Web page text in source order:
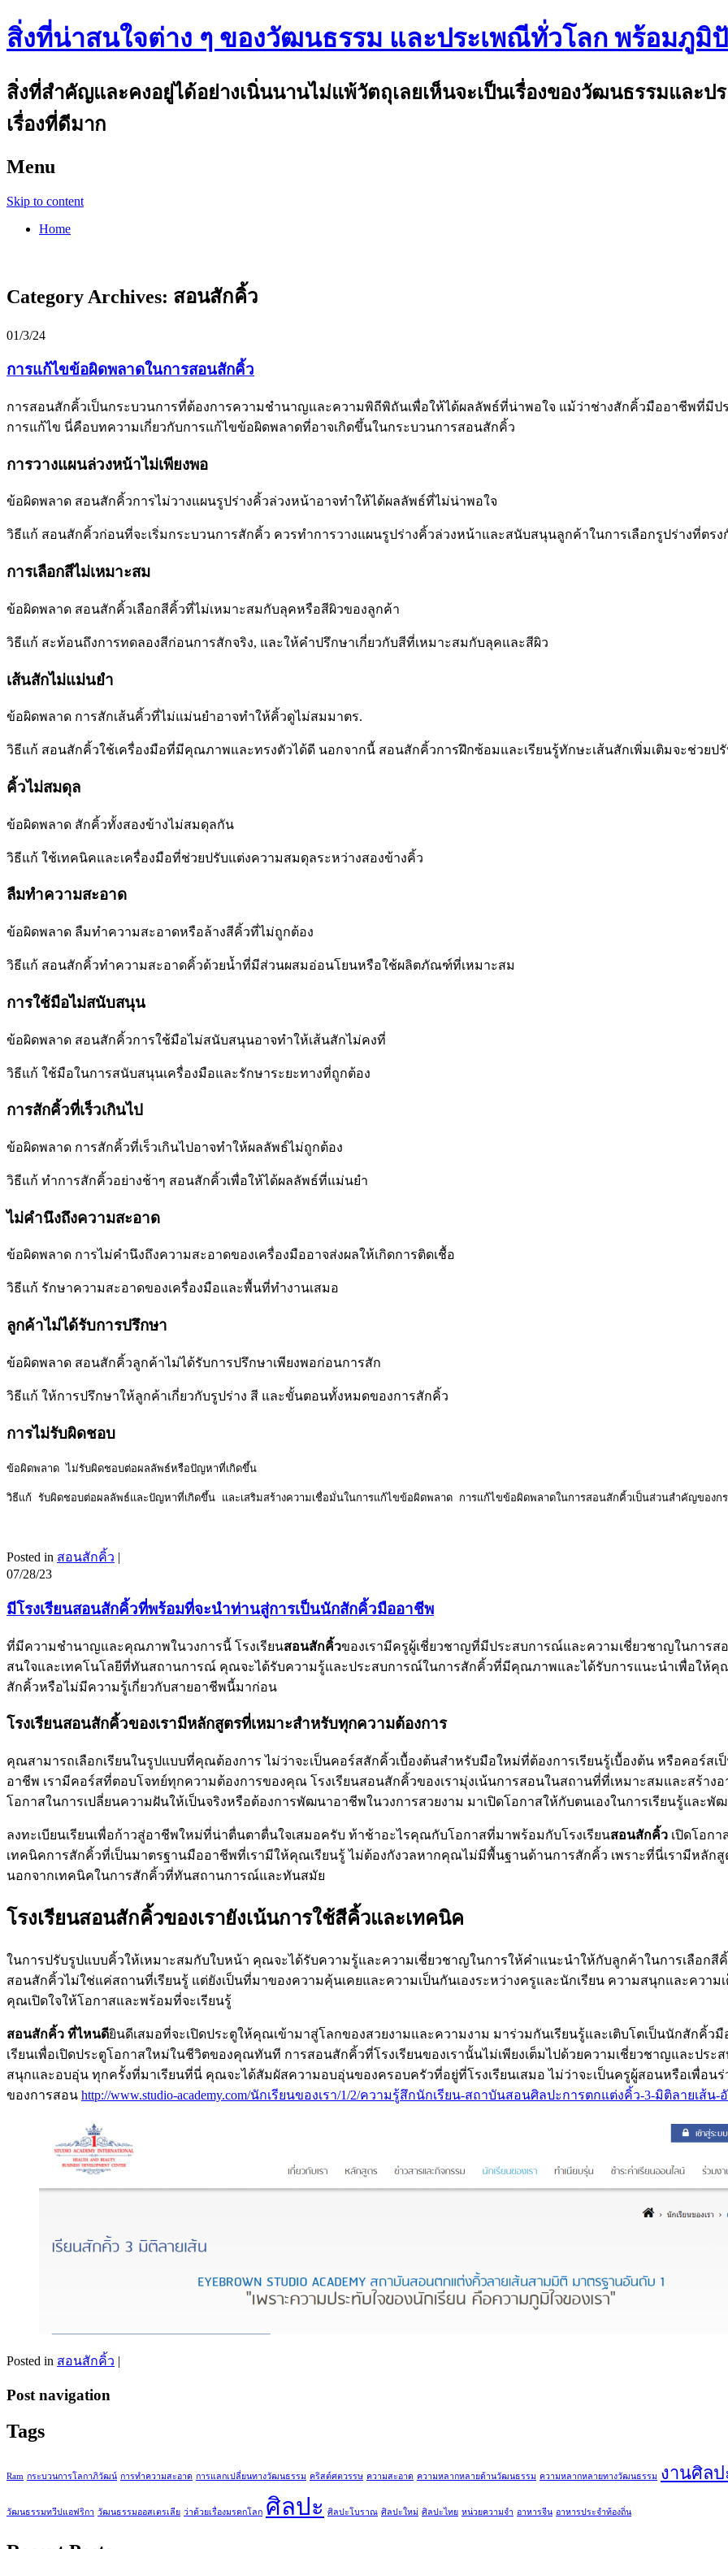
สิ่งที่น่าสนใจต่าง ๆ ของวัฒนธรรม และประเพณีทั่วโลก พร้อมภู
สิ่งที่สำคัญและคงอยู่ได้อย่างเนิ่นนานไม่แพ้วัตถุเลยเห็นจะเป็นเรื่องของวัฒนธรรมและ
เรื่องที่ดีมาก
Menu
Skip to content
Home
Category Archives: สอนสักคิ้ว
01/3/24
การแก้ไขข้อผิดพลาดในการสอนสักคิ้ว
การสอนสักคิ้วเป็นกระบวนการที่ต้องการความชำนาญและความพิถีพิถันเพื่อให้ได้ผลลัพธ์ที่น่าพอใจ แม้ว่าช่างสักคิ้วมืออาชีพที่มีป
การแก้ไข นี่คือบทความเกี่ยวกับการแก้ไขข้อผิดพลาดที่อาจเกิดขึ้นในกระบวนการสอนสักคิ้ว
การวางแผนล่วงหน้าไม่เพียงพอ
ข้อผิดพลาด สอนสักคิ้วการไม่วางแผนรูปร่างคิ้วล่วงหน้าอาจทำให้ได้ผลลัพธ์ที่ไม่น่าพอใจ
วิธีแก้ สอนสักคิ้วก่อนที่จะเริ่มกระบวนการสักคิ้ว ควรทำการวางแผนรูปร่างคิ้วล่วงหน้าและสนับสนุนลูกค้าในการเลือกรูปร่างที่ตรง
การเลือกสีไม่เหมาะสม
ข้อผิดพลาด สอนสักคิ้วเลือกสีคิ้วที่ไม่เหมาะสมกับลุคหรือสีผิวของลูกค้า
วิธีแก้ สะท้อนถึงการทดลองสีก่อนการสักจริง, และให้คำปรึกษาเกี่ยวกับสีที่เหมาะสมกับลุคและสีผิว
เส้นสักไม่แม่นยำ
ข้อผิดพลาด การสักเส้นคิ้วที่ไม่แม่นยำอาจทำให้คิ้วดูไม่สมมาตร.
วิธีแก้ สอนสักคิ้วใช้เครื่องมือที่มีคุณภาพและทรงตัวได้ดี นอกจากนี้ สอนสักคิ้วการฝึกซ้อมและเรียนรู้ทักษะเส้นสักเพิ่มเติมจะช่วยป
คิ้วไม่สมดุล
ข้อผิดพลาด สักคิ้วทั้งสองข้างไม่สมดุลกัน
วิธีแก้ ใช้เทคนิคและเครื่องมือที่ช่วยปรับแต่งความสมดุลระหว่างสองข้างคิ้ว
ลืมทำความสะอาด
ข้อผิดพลาด ลืมทำความสะอาดหรือล้างสีคิ้วที่ไม่ถูกต้อง
วิธีแก้ สอนสักคิ้วทำความสะอาดคิ้วด้วยน้ำที่มีส่วนผสมอ่อนโยนหรือใช้ผลิตภัณฑ์ที่เหมาะสม
การใช้มือไม่สนับสนุน
ข้อผิดพลาด สอนสักคิ้วการใช้มือไม่สนับสนุนอาจทำให้เส้นสักไม่คงที่
วิธีแก้ ใช้มือในการสนับสนุนเครื่องมือและรักษาระยะทางที่ถูกต้อง
การสักคิ้วที่เร็วเกินไป
ข้อผิดพลาด การสักคิ้วที่เร็วเกินไปอาจทำให้ผลลัพธ์ไม่ถูกต้อง
วิธีแก้ ทำการสักคิ้วอย่างช้าๆ สอนสักคิ้วเพื่อให้ได้ผลลัพธ์ที่แม่นยำ
ไม่คำนึงถึงความสะอาด
ข้อผิดพลาด การไม่คำนึงถึงความสะอาดของเครื่องมืออาจส่งผลให้เกิดการติดเชื้อ
วิธีแก้ รักษาความสะอาดของเครื่องมือและพื้นที่ทำงานเสมอ
ลูกค้าไม่ได้รับการปรึกษา
ข้อผิดพลาด สอนสักคิ้วลูกค้าไม่ได้รับการปรึกษาเพียงพอก่อนการสัก
วิธีแก้ ให้การปรึกษาให้ลูกค้าเกี่ยวกับรูปร่าง สี และขั้นตอนทั้งหมดของการสักคิ้ว
การไม่รับผิดชอบ
ข้อผิดพลาด ไม่รับผิดชอบต่อผลลัพธ์หรือปัญหาที่เกิดขึ้น
วิธีแก้ รับผิดชอบต่อผลลัพธ์และปัญหาที่เกิดขึ้น และเสริมสร้างความเชื่อมั่นในการแก้ไขข้อผิดพลาด การแก้ไขข้อผิดพลาดในการสอนสักคิ้วเป็นส่วนสำคัญของ
Posted in สอนสักคิ้ว |
07/28/23
มีโรงเรียนสอนสักคิ้วที่พร้อมที่จะนำท่านสู่การเป็นนักสักคิ้วมืออาชีพ
ที่มีความชำนาญและคุณภาพในวงการนี้ โรงเรียนสอนสักคิ้วของเรามีครูผู้เชี่ยวชาญที่มีประสบการณ์และความเชี่ยวชาญในการ
สนใจและเทคโนโลยีที่ทันสถานการณ์ คุณจะได้รับความรู้และประสบการณ์ในการสักคิ้วที่มีคุณภาพและได้รับการแนะนำเพื่อให้คุ
สักคิ้วหรือไม่มีความรู้เกี่ยวกับสายอาชีพนี้มาก่อน
โรงเรียนสอนสักคิ้วของเรามีหลักสูตรที่เหมาะสำหรับทุกความต้องการ
คุณสามารถเลือกเรียนในรูปแบบที่คุณต้องการ ไม่ว่าจะเป็นคอร์สสักคิ้วเบื้องต้นสำหรับมือใหม่ที่ต้องการเรียนรู้เบื้องต้น หรือคอร์ส
อาชีพ เรามีคอร์สที่ตอบโจทย์ทุกความต้องการของคุณ โรงเรียนสอนสักคิ้วของเรามุ่งเน้นการสอนในสถานที่ที่เหมาะสมและสร้า
โอกาสในการเปลี่ยนความฝันให้เป็นจริงหรือต้องการพัฒนาอาชีพในวงการสวยงาม มาเปิดโอกาสให้กับตนเองในการเรียนรู้และ
ลงทะเบียนเรียนเพื่อก้าวสู่อาชีพใหม่ที่น่าตื่นตาตื่นใจเสมอครับ ท้าช้าอะไรคุณกับโอกาสที่มาพร้อมกับโรงเรียนสอนสักคิ้ว เปิดโอก
เทคนิคการสักคิ้วที่เป็นมาตรฐานมืออาชีพที่เรามีให้คุณเรียนรู้ ไม่ต้องกังวลหากคุณไม่มีพื้นฐานด้านการสักคิ้ว เพราะที่นี่เรามีหลัก
นอกจากเทคนิคในการสักคิ้วที่ทันสถานการณ์และทันสมัย
โรงเรียนสอนสักคิ้วของเรายังเน้นการใช้สีคิ้วและเทคนิค
ในการปรับรูปแบบคิ้วให้เหมาะสมกับใบหน้า คุณจะได้รับความรู้และความเชี่ยวชาญในการให้คำแนะนำให้กับลูกค้าในการเลือกสี
สอนสักคิ้วไม่ใช่แค่สถานที่เรียนรู้ แต่ยังเป็นที่มาของความคุ้นเคยและความเป็นกันเองระหว่างครูและนักเรียน ความสนุกและคว
คุณเปิดใจให้โอกาสและพร้อมที่จะเรียนรู้
สอนสักคิ้ว ที่ไหนดียินดีเสมอที่จะเปิดประตูให้คุณเข้ามาสู่โลกของสวยงามและความงาม มาร่วมกันเรียนรู้และเติบโตเป็นนักสักคิ้
เรียนเพื่อเปิดประตูโอกาสใหม่ในชีวิตของคุณทันที การสอนสักคิ้วที่โรงเรียนของเรานั้นไม่เพียงเต็มไปด้วยความเชี่ยวชาญและปร
สนุกและอบอุ่น ทุกครั้งที่มาเรียนที่นี่ คุณจะได้สัมผัสความอบอุ่นของครอบครัวที่อยู่ที่โรงเรียนเสมอ ไม่ว่าจะเป็นครูผู้สอนหรือเพื่อน
ของการสอน http://www.studio-academy.com/นักเรียนของเรา/1/2/ความรู้สึกนักเรียน-สถาบันสอนศิลปะการตกแต่งคิ้ว-3-มิติลายเส้น-
Posted in สอนสักคิ้ว |
Post navigation
Tags
Ram กระบวนการโลกาภิวัฒน์ การทำความสะอาด การแลกเปลี่ยนทางวัฒนธรรม คริสต์ศตวรรษ ความสะอาด ความหลากหลายด้านวัฒนธรรม ความหลากหลายทางวัฒนธรรม งานศิลป
วัฒนธรรมทวีปแอฟริกา วัฒนธรรมออสเตรเลีย ว่าด้วยเรื่องมรดกโลก ศิลปะ ศิลปะโบราณ ศิลปะใหม่ ศิลปะไทย หน่วยความจำ อาหารจีน อาหารประจำท้องถิ่น